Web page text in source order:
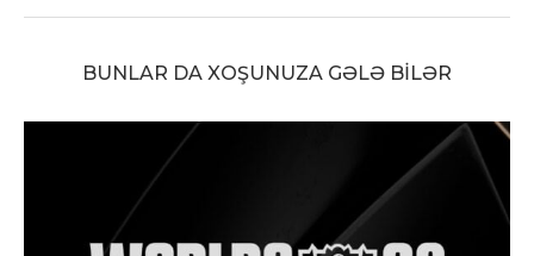
BUNLAR DA XOŞUNUZA GƏLƏ BILƏR